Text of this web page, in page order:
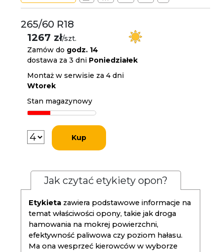
265/60 R18
1267 zł/szt.
Zamów do godz. 14
dostawa za 3 dni Poniedziałek
Montaż w serwisie za 4 dni
Wtorek
Stan magazynowy
Kup
Jak czytać etykiety opon?
Etykieta zawiera podstawowe informacje na
temat właściwości opony, takie jak droga
hamowania na mokrej powierzchni,
efektywność paliwowa czy poziom hałasu.
Ma ona wesprzeć kierowców w wyborze